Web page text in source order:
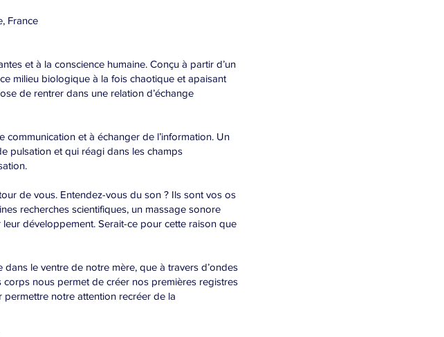
France
et à la conscience humaine. Conçu à partir d’un
milieu biologique à la fois chaotique et apaisant
de rentrer dans une relation d’échange
et à échanger de l’information. Un
pulsation et qui réagi dans les champs
de vous. Entendez-vous du son ? Ils sont vos os
recherches scientifiques, un massage sonore
développement. Serait-ce pour cette raison que
le ventre de notre mère, que à travers d’ondes
nous permet de créer nos premières registres
notre attention recréer de la